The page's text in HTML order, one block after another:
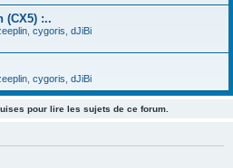
(CX5) :..
cygoris dJiBi
cygoris dJiBi
pour lire les sujets de ce forum.